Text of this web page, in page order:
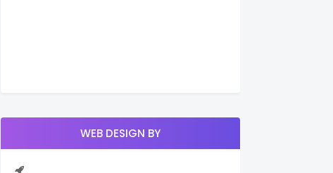
WEB DESIGN BY